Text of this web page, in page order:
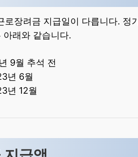
장려금 지급일이 다릅니다. 정
아래와 같습니다.
9월 추석 전
년 6월
년 12월